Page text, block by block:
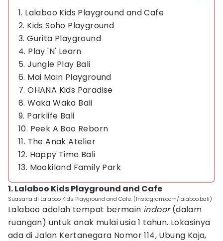
1. Lalaboo Kids Playground and Cafe
2. Kids Soho Playground
3. Gurita Playground
4. Play 'N' Learn
5. Jungle Play Bali
6. Mai Main Playground
7. OHANA Kids Paradise
8. Waka Waka Bali
9. Parklife Bali
10. Peek A Boo Reborn
11. The Anak Atelier
12. Happy Time Bali
13. Mookiland Family Park
1. Lalaboo Kids Playground and Cafe
Suasana di Lalaboo Kids Playground and Cafe. (Instagram.com/lalaboo.bali)
Lalaboo adalah tempat bermain indoor(dalam
ruangan) untuk anak mulai usia 1 tahun. Lokasinya
ada di Jalan Kertanegara Nomor 114, Ubung Kaja,